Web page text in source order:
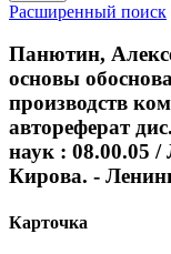
Расширенный поиск
Панютин,
основы
производств
автореферат
наук : 08.00.05
Кирова. -
Карточка